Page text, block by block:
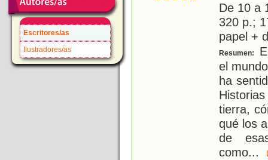
Escritores/as
Ilustradores/as
De 10 a
320 p.;
papel +
Resumen:
el
ha
tierra,
qué los
de
como...